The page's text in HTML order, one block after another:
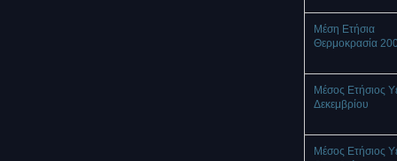
Μέση Ετήσια
Θερμοκρασία
Μέσος Ετήσιος
Δεκεμβρίου
Μέσος Ετήσιος